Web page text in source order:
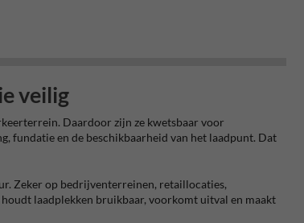
veilig
Daardoor zijn ze kwetsbaar voor
fundatie en de beschikbaarheid van het laadpunt. Dat
Zeker op bedrijventerreinen, retaillocaties,
laadplekken bruikbaar, voorkomt uitval en maakt